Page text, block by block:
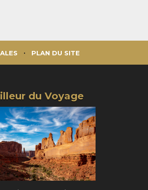
PLAN DU SITE
du Voyage